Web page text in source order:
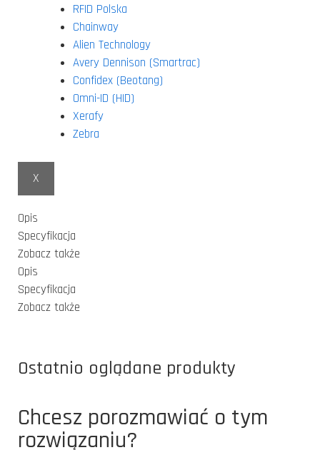
RFID Polska
Chainway
Alien Technology
Avery Dennison (Smartrac)
Confidex (Beotang)
Omni-ID (HID)
Xerafy
Zebra
X
Opis
Specyfikacja
Zobacz także
Opis
Specyfikacja
Zobacz także
Ostatnio oglądane produkty
Chcesz porozmawiać o tym
rozwiązaniu?